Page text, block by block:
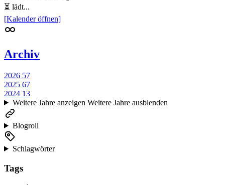
⏳ lädt...
[Kalender öffnen]
Archiv
2026 57
2025 67
2024 13
Weitere Jahre anzeigen Weitere Jahre ausblenden
Blogroll
Schlagwörter
Tags